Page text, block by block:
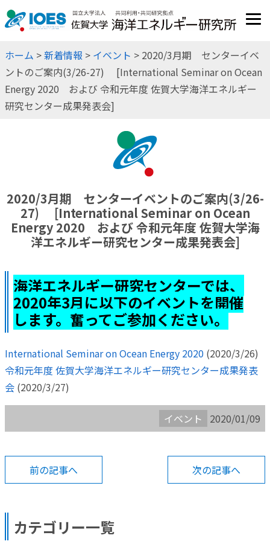
JP
EN
ホーム >新着情報 > イベント > 2020/3月期 センターイベ
ントのご案内(3/26-27) [International Seminar on Ocean
Energy 2020 および 令和元年度 佐賀大学海洋エネルギー
研究センター成果発表会]
カテゴリー一覧
2020/3月期 センターイベントのご案内(3/26-
27) [International Seminar on Ocean
Energy 2020 および 令和元年度 佐賀大学海
洋エネルギー研究センター成果発表会]
海洋エネルギー研究センターでは、
2020年3月に以下のイベントを開催
します。奮ってご参加ください。
International Seminar on Ocean Energy 2020 (2020/3/26)
令和元年度 佐賀大学海洋エネルギー研究センター成果発表
会 (2020/3/27)
イベント 2020/01/09
前の記事へ 次の記事へ